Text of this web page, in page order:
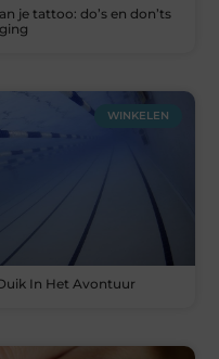
je tattoo: do’s en don’ts
WINKELEN
In Het Avontuur